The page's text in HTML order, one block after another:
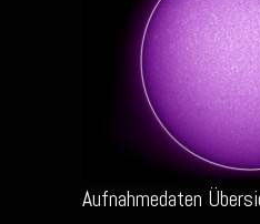
Aufnahmedaten